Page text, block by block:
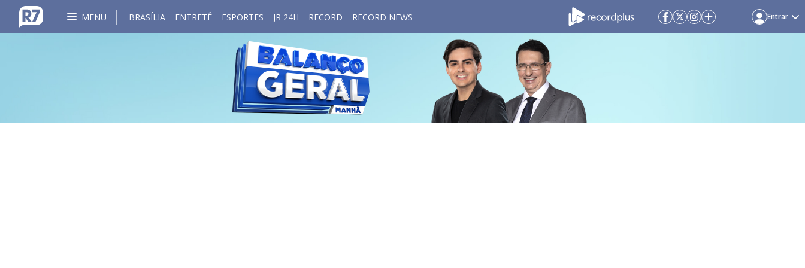
MENU BRASÍLIA ENTRETÊ ESPORTES JR 24H RECORD RECORD NEWS Entrar